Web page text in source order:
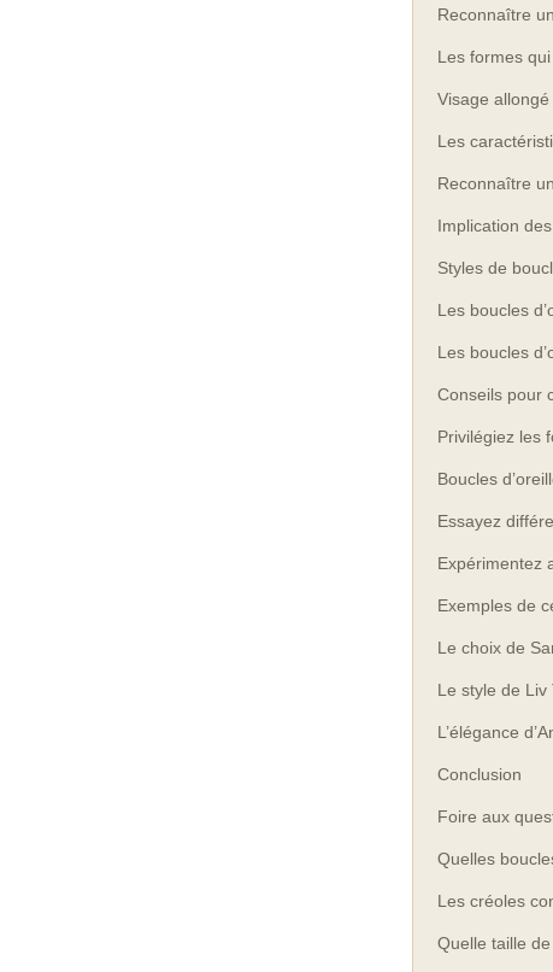
Reconnaître
Les formes
Visage
Les
Reconnaître
Implication
Styles de
Les boucles
Les boucles
Conseils pour
Privilégiez les
Boucles
Essayez
Expérimentez
Exemples de
Le choix de
Le style de Liv
L’élégance
Conclusion
Foire aux
Quelles
Les créoles
Quelle taille